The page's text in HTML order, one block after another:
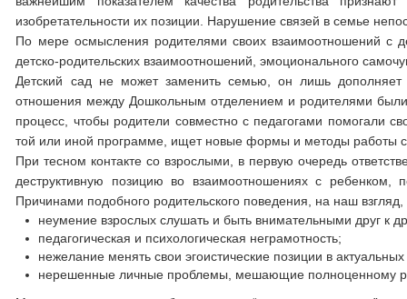
изобретательности их позиции. Нарушение связей в семье
По мере осмысления родителями своих взаимоотношений с
детско-родительских взаимоотношений, эмоционального
Детский сад не может заменить семью, он лишь
отношения между Дошкольным отделением и родителями
процесс, чтобы родители совместно с педагогами помогали
той или иной программе, ищет новые формы и методы работы
При тесном контакте со взрослыми, в первую очередь
деструктивную позицию во взаимоотношениях с
Причинами подобного родительского поведения, на наш
неумение взрослых слушать и быть внимательными друг к
педагогическая и психологическая неграмотность;
нежелание менять свои эгоистические позиции в
нерешенные личные проблемы, мешающие полноценному